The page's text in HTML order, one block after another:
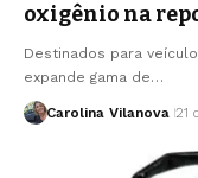
oxigênio na
Destinados para
expande gama de…
Carolina Vilanova 21